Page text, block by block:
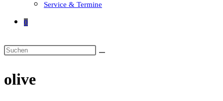
Service & Termine
0
olive